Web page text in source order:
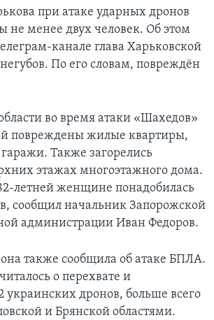
при атаке ударных дронов
не менее двух человек. Об этом
канале глава Харьковской
По его словам, повреждён
во время атаки «Шахедов»
повреждены жилые квартиры,
Также загорелись
этажах многоэтажного дома.
летней женщине понадобилась
сообщил начальник Запорожской
администрации Иван Федоров.
также сообщила об атаке БПЛА.
о перехвате и
дронов, больше всего
и Брянской областями.